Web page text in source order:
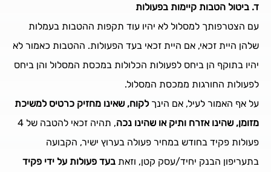
ד. ביטול הטבות קיימות בפעולות
עם הצטרפותך למסלול לא יהיו עוד תקפות ההטבות בעמלות
שלהן היית זכאי, אם היית זכאי בעד הפעולות. ההטבות כאמור לא
יהיו בתוקף הן ביחס לפעולות הכלולות במכסת המסלול והן ביחס
לפעולות החורגות ממכסת המסלול.
על אף האמור לעיל, אם הינךלקוח, שאינו מחזיק כרטיס למשיכת
מזומן, שהינו אזרח ותיק או שהינו נכה
, תהיה זכאי להטבה של 4
פעולות פקיד בחודש במחיר פעולה בערוץ ישיר, הקבועה
בתעריפון הבנק יחיד/עסק קטן, וזאת בעד פעולות על ידי פקיד